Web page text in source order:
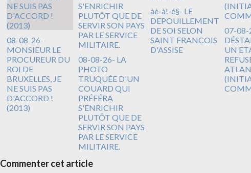
08-08-26-
MONSIEUR LE
PROCUREUR DU
ROI DE
BRUXELLES, JE
NE SUIS PAS
D'ACCORD !
(2013)
08-08-26- LA
PHOTO
TRUQUÉE D'UN
COUARD QUI
PRÉFÉRA
S'ENRICHIR
PLUTÔT QUE DE
SERVIR SON PAYS
PAR LE SERVICE
MILITAIRE.
àè-à!-é§- LE
DEPOUILLEMENT
DE SOI SELON
SAINT FRANCOIS
D'ASSISE
07-08-
UN
Commenter cet article